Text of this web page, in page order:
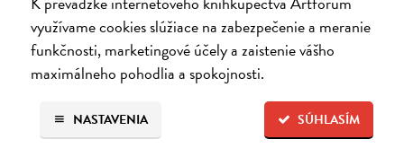
využívame cookies slúžiace na zabezpečenie a meranie
funkčnosti, marketingové účely a zaistenie vášho
maximálneho pohodlia a spokojnosti.
SÚHLASÍM
NASTAVENIA